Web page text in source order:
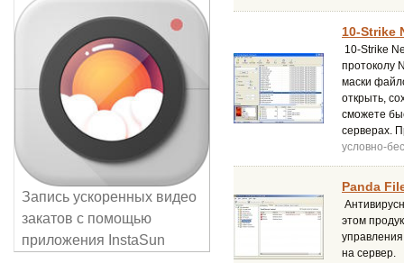
10-Strike
10-Strike
протоколу
маски
открыть,
сможете
серверах.
условно-
Panda
этом
на сервер.
Запись ускоренных видео
закатов с помощью
приложения InstaSun